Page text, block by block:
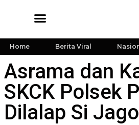
Home Berita Viral
Asrama dan
SKCK Polsek
Dilalap Si